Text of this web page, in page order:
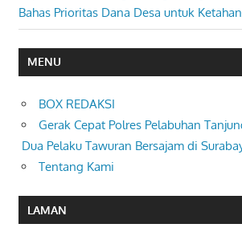
Post:
Bahas Prioritas Dana Desa untuk
MENU
BOX REDAKSI
Gerak Cepat Polres Pelabuhan
Dua Pelaku Tawuran Bersajam di
Tentang Kami
LAMAN